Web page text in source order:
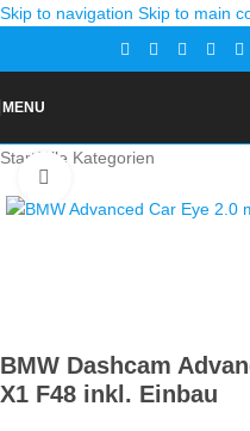
Skip to navigation Skip to main
MENU
Start/ Alle Kategorien
BMW Dashcam
X1 F48 inkl. Einbau